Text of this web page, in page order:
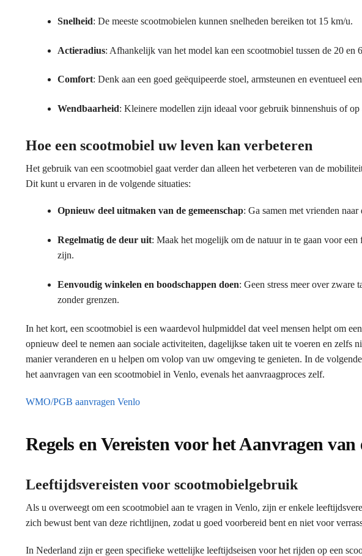
Snelheid: De meeste scootmobielen kunnen snelheden bereiken tot 15 km/u.
Actieradius: Afhankelijk van het model kan een scootmobiel tussen de 20 en
Comfort: Denk aan een goed geëquipeerde stoel, armsteunen en eventueel
Wendbaarheid: Kleinere modellen zijn ideaal voor gebruik binnenshuis of op
Hoe een scootmobiel uw leven kan verbeteren
Het gebruik van een scootmobiel gaat verder dan alleen het verbeteren van de
Dit kunt u ervaren in de volgende situaties:
Opnieuw deel uitmaken van de gemeenschap: Ga samen met vrienden
Regelmatig de deur uit: Maak het mogelijk om de natuur in te gaan voor
zijn.
Eenvoudig winkelen en boodschappen doen: Geen stress meer over zware
zonder grenzen.
In het kort, een scootmobiel is een waardevol hulpmiddel dat veel mensen helpt om
opnieuw deel te nemen aan sociale activiteiten, dagelijkse taken uit te voeren en zelfs
manier veranderen en u helpen om volop van uw omgeving te genieten. In de
het aanvragen van een scootmobiel in Venlo, evenals het aanvraagproces zelf.
WMO/PGB aanvragen Venlo
Regels en Vereisten voor het Aanvragen
Leeftijdsvereisten voor scootmobielgebruik
Als u overweegt om een scootmobiel aan te vragen in Venlo, zijn er enkele
zich bewust bent van deze richtlijnen, zodat u goed voorbereid bent en niet voor
In Nederland zijn er geen specifieke wettelijke leeftijdseisen voor het rijden op een